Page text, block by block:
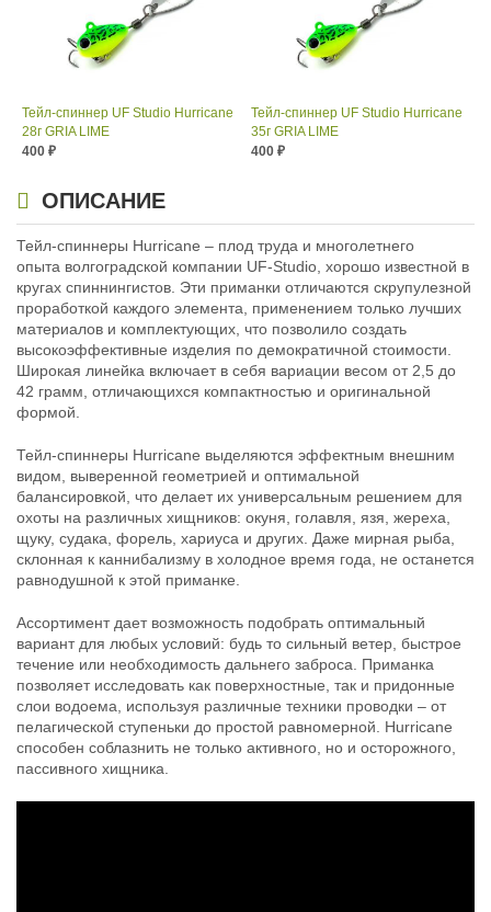
Тейл-спиннер UF Studio Hurricane
28г GRIA LIME
400 ₽
Номер крючка:#5
Лепесток:worth Colorado blade #3
Тейл-спиннер UF Studio Hurricane
35г GRIA LIME
400 ₽
Лепесток:
Worth Colorado Blade #3½
Тейл-спиннер UF Studio Hurricane
14г GRIA LIME
400₽
Длина приманки: 25 мм
14 г
Номер крючка:
#8
Лепесток:worth Colorado blade #3
Тейл-спиннер UF Studio Hurricane
18г GRIA LIME
400₽
Длина приманки: 25 мм
Вес приманки:
Номер крючка:
Лепесток:worth Colorado blade #3
Тейл-спиннер UF Studio Hurricane
7,5г GRIA FROG
10г GRIA LIME
ОПИСАНИЕ
Тейл-спиннеры Hurricane – плод труда и многолетнего
опыта волгоградской компании UF-Studio, хорошо известной в
кругах спиннингистов. Эти приманки отличаются скрупулезной
проработкой каждого элемента, применением только лучших
материалов и комплектующих, что позволило создать
высокоэффективные изделия по демократичной стоимости.
Широкая линейка включает в себя вариации весом от 2,5 до
42 грамм, отличающихся компактностью и оригинальной
формой.
Тейл-спиннеры Hurricane выделяются эффектным внешним
видом, выверенной геометрией и оптимальной
балансировкой, что делает их универсальным решением для
охоты на различных хищников: окуня, голавля, язя, жереха,
щуку, судака, форель, хариуса и других. Даже мирная рыба,
склонная к каннибализму в холодное время года, не останется
равнодушной к этой приманке.
Ассортимент дает возможность подобрать оптимальный
вариант для любых условий: будь то сильный ветер, быстрое
течение или необходимость дальнего заброса. Приманка
позволяет исследовать как поверхностные, так и придонные
слои водоема, используя различные техники проводки – от
пелагической ступеньки до простой равномерной. Hurricane
способен соблазнить не только активного, но и осторожного,
пассивного хищника.